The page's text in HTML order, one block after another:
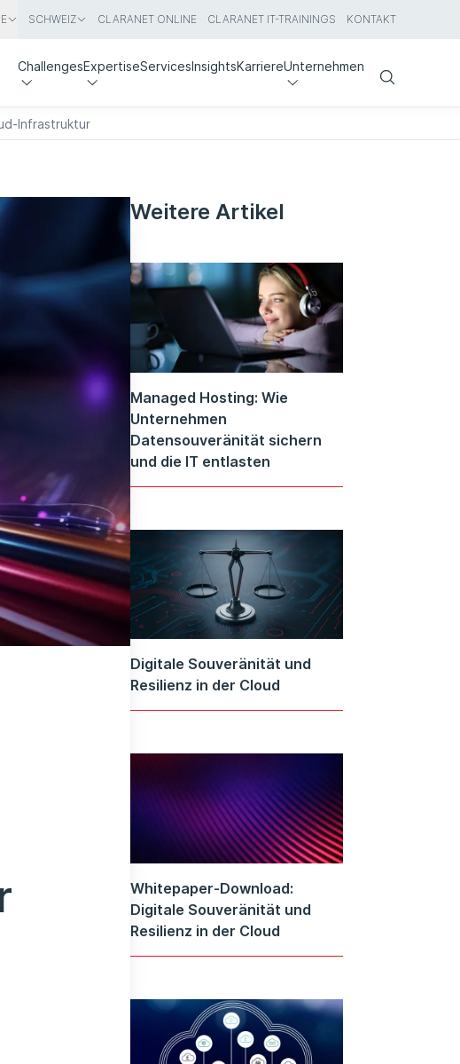
SCHWEIZ CLARANET ONLINE CLARANET IT-TRAININGS KONTAKT
ChallengesExpertiseServicesInsightsKarriereUnternehmen
Search
Infrastruktur
Weitere Artikel
Managed Hosting: Wie
Unternehmen
Datensouveränität sichern
und die IT entlasten
Digitale Souveränität und
Resilienz in der Cloud
Whitepaper-Download:
Digitale Souveränität und
Resilienz in der Cloud